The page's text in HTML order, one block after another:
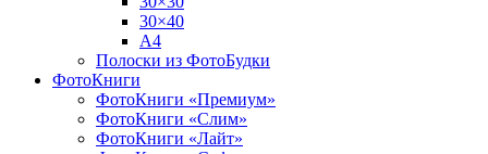
30×40
A4
Полоски из ФотоБудки
ФотоКниги
ФотоКниги «Премиум»
ФотоКниги «Слим»
ФотоКниги «Лайт»